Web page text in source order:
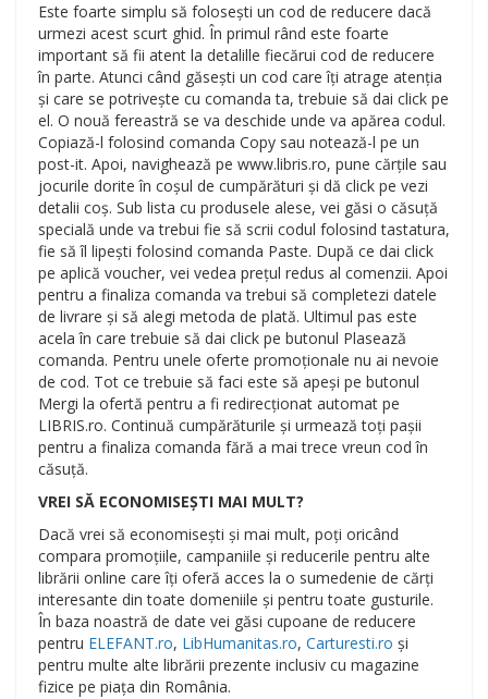
Este foarte simplu să folosești un cod de reducere dacă
urmezi acest scurt ghid. În primul rând este foarte
important să fii atent la detalille fiecărui cod de reducere
în parte. Atunci când găsești un cod care îți atrage atenția
și care se potrivește cu comanda ta, trebuie să dai click pe
el. O nouă fereastră se va deschide unde va apărea codul.
Copiază-l folosind comanda Copy sau notează-l pe un
post-it. Apoi, navighează pe www.libris.ro, pune cărțile sau
jocurile dorite în coșul de cumpărături și dă click pe vezi
detalii coș. Sub lista cu produsele alese, vei găsi o căsuță
specială unde va trebui fie să scrii codul folosind tastatura,
fie să îl lipești folosind comanda Paste. După ce dai click
pe aplică voucher, vei vedea prețul redus al comenzii. Apoi
pentru a finaliza comanda va trebui să completezi datele
de livrare și să alegi metoda de plată. Ultimul pas este
acela în care trebuie să dai click pe butonul Plasează
comanda. Pentru unele oferte promoționale nu ai nevoie
de cod. Tot ce trebuie să faci este să apeși pe butonul
Mergi la ofertă pentru a fi redirecționat automat pe
LIBRIS.ro. Continuă cumpărăturile și urmează toți pașii
pentru a finaliza comanda fără a mai trece vreun cod în
căsuță.
VREI SĂ ECONOMISEȘTI MAI MULT?
Dacă vrei să economisești și mai mult, poți oricând
compara promoțiile, campaniile și reducerile pentru alte
librării online care îți oferă acces la o sumedenie de cărți
interesante din toate domeniile și pentru toate gusturile.
În baza noastră de date vei găsi cupoane de reducere
pentru ELEFANT.ro, LibHumanitas.ro, Carturesti.ro și
pentru multe alte librării prezente inclusiv cu magazine
fizice pe piața din România.